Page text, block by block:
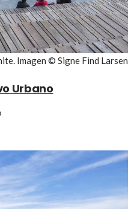
Imagen © Signe Find Larsen
Urbano